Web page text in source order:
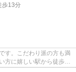
歩13分
す。こだわり派の方も満
方に嬉しい駅から徒歩9